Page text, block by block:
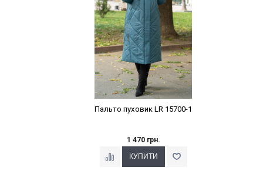
Пальто пуховик LR 15700-1
1 470 грн.